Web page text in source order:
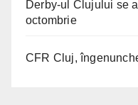
Derby-ul Clujului se
octombrie
CFR Cluj,